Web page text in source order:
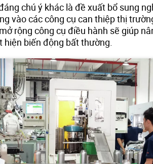
chú ý khác là đề xuất bổ sung
vào các công cụ can thiệp thị
rộng công cụ điều hành sẽ giúp
biến động bất thường.